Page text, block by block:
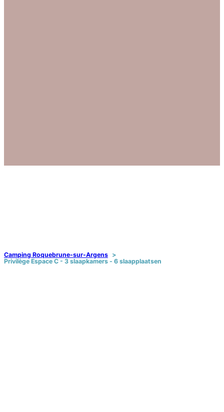
Camping Roquebrune-sur-Argens
Privilège Espace C - 3 slaapkamers - 6 slaapplaatsen